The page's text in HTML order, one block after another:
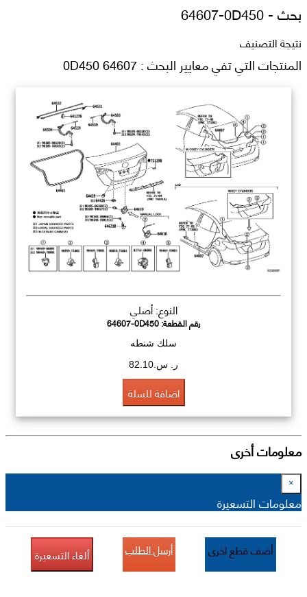
بحث -64607-0D450
نتيجة التصنيف
المنتجات التي تفي معايير البحث : 64607 0D450
النوع: أصلي
رقم القطعة:64607-0D450
سلك شنطه
ر. س.82.10
اضافة للسلة
معلومات أخرى
×
معلومات التسعيرة
أضف قطع اخرى أرسل الطلب ألغاء التسعيرة